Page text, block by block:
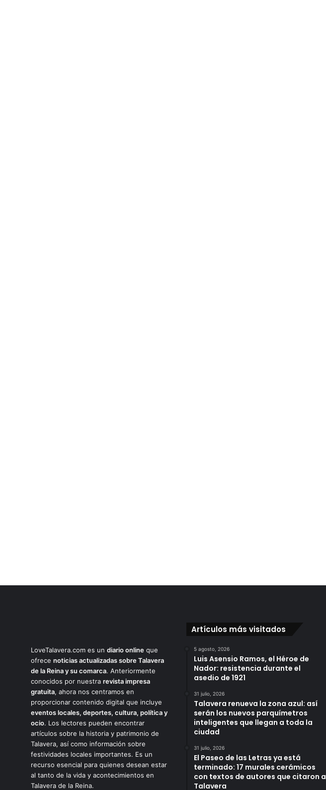
LoveTalavera.com es un diario online que
ofrece noticias actualizadas sobre Talavera
de la Reina y su comarca. Anteriormente
conocidos por nuestra revista impresa
gratuita, ahora nos centramos en
proporcionar contenido digital que incluye
eventos locales, deportes, cultura, política y
ocio. Los lectores pueden encontrar
artículos sobre la historia y patrimonio de
Talavera, así como información sobre
festividades locales importantes. Es un
recurso esencial para quienes desean estar
al tanto de la vida y acontecimientos en
Talavera de la Reina.
Artículos más visitados
5 agosto, 2026
Luis Asensio Ramos, el Héroe de
Nador: resistencia durante el
asedio de 1921
31 julio, 2026
Talavera renueva la zona azul: así
serán los nuevos parquímetros
inteligentes que llegan a toda la
ciudad
31 julio, 2026
El Paseo de las Letras ya está
terminado: 17 murales cerámicos
con textos de autores que citaron a
Talavera